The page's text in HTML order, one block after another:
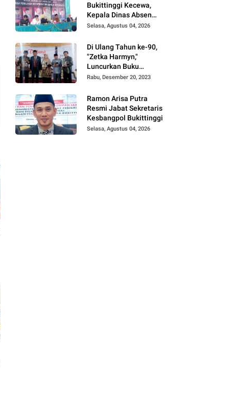
Bukittinggi Kecewa,
Kepala Dinas Absen
pada Reses Masa
2025/ 2026.
Selasa, Agustus 04, 2026
Di Ulang Tahun ke-90,
"Zetka Harmyn,"
Luncurkan Buku
Biografi, Jejak Langkah
5 Benua.
Rabu, Desember 20, 2023
Ramon Arisa Putra
Resmi Jabat Sekretaris
Kesbangpol Bukittinggi
Selasa, Agustus 04, 2026